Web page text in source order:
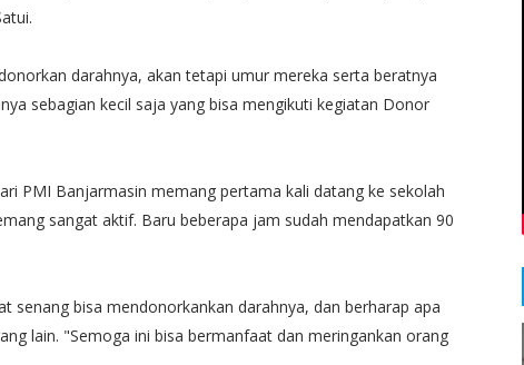
darahnya, akan tetapi umur mereka serta beratnya
sebagian kecil saja yang bisa mengikuti kegiatan Donor
PMI Banjarmasin memang pertama kali datang ke sekolah
sangat aktif. Baru beberapa jam sudah mendapatkan 90
senang bisa mendonorkankan darahnya, dan berharap apa
lain. "Semoga ini bisa bermanfaat dan meringankan orang